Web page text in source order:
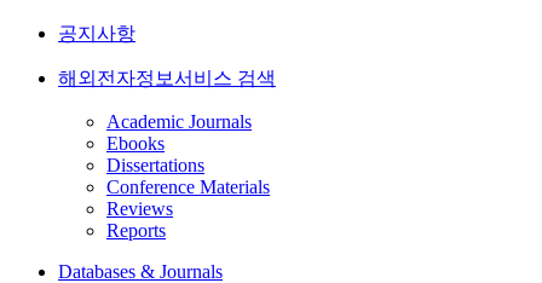
공지사항
해외전자정보서비스 검색
Academic Journals
Ebooks
Dissertations
Conference Materials
Reviews
Reports
Databases & Journals